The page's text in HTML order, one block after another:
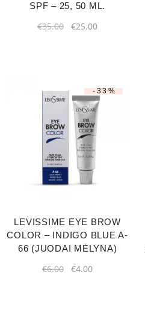
SPF – 25, 50 ML.
€35.00 €25.00
-33%
LEVISSIME EYE BROW
COLOR – INDIGO BLUE A-
66 (JUODAI MĖLYNA)
€6.00 €4.00